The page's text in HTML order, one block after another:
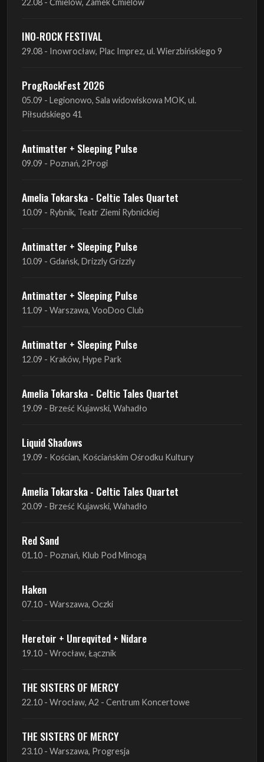
ProgRockFest 2026
Antimatter + Sleeping Pulse
09.09 - Poznań, 2Progi
Amelia Tokarska - Celtic Tales Quartet
10.09 - Rybnik, Teatr Ziemi Rybnickiej
Antimatter + Sleeping Pulse
Antimatter + Sleeping Pulse
11.09 - Warszawa, VooDoo Club
Antimatter + Sleeping Pulse
12.09 - Kraków, Hype Park
Amelia Tokarska - Celtic Tales Quartet
19.09 - Brześć Kujawski, Wahadło
Liquid Shadows
19.09 - Kościan, Kościańskim Ośrodku Kultury
Amelia Tokarska - Celtic Tales Quartet
20.09 - Brześć Kujawski, Wahadło
Red Sand
Haken
Heretoir + Unreqvited + Nidare
THE SISTERS OF MERCY
22.10 - Wrocław, A2 - Centrum Koncertowe
THE SISTERS OF MERCY
Lone Assembly